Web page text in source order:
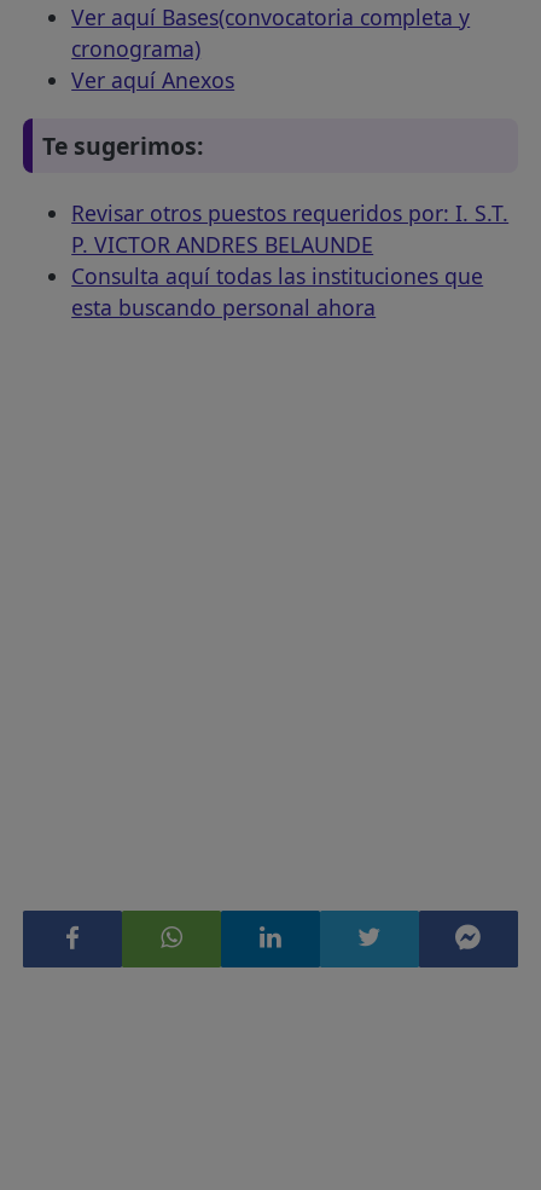
Ver aquí Bases(convocatoria completa y
cronograma)
Ver aquí Anexos
Te sugerimos:
Revisar otros puestos requeridos por: I. S.T.
P. VICTOR ANDRES BELAUNDE
Consulta aquí todas las instituciones que
esta buscando personal ahora